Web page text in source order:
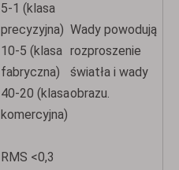
5-1 (klasa
precyzyjna)
10-5 (klasa
fabryczna)
40-20 (klasa
komercyjna)
Wady powodują
rozproszenie
światła i wady
obrazu.
RMS <0,3